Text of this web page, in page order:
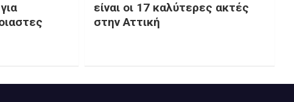
είναι οι 17 καλύτερες ακτές
στην Αττική